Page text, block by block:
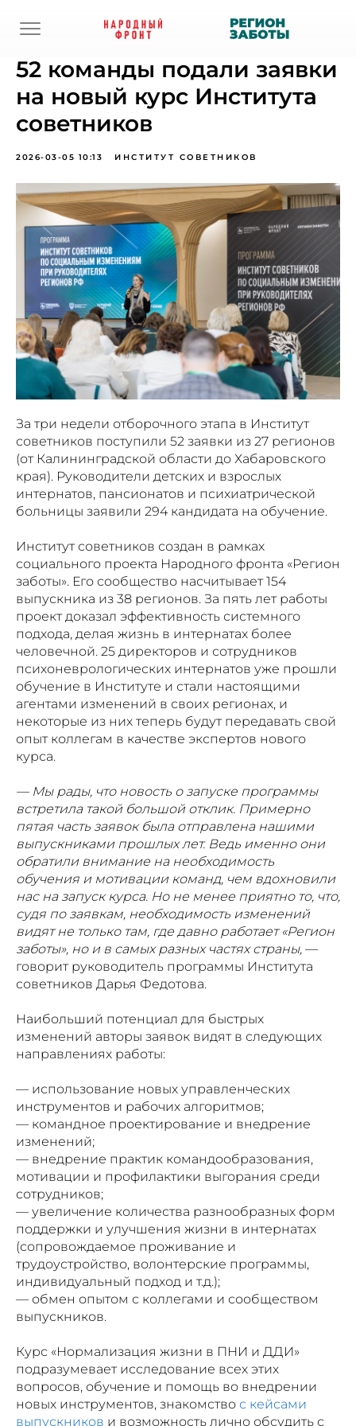
52 команды подали заявки
на новый курс Института
советников
2026-03-05 10:13 ИНСТИТУТ СОВЕТНИКОВ
За три недели отборочного этапа в Институт
советников поступили 52 заявки из 27 регионов
(от Калининградской области до Хабаровского
края). Руководители детских и взрослых
интернатов, пансионатов и психиатрической
больницы заявили 294 кандидата на обучение.
Институт советников создан в рамках
социального проекта Народного фронта «Регион
заботы». Его сообщество насчитывает 154
выпускника из 38 регионов. За пять лет работы
проект доказал эффективность системного
подхода, делая жизнь в интернатах более
человечной. 25 директоров и сотрудников
психоневрологических интернатов уже прошли
обучение в Институте и стали настоящими
агентами изменений в своих регионах, и
некоторые из них теперь будут передавать свой
опыт коллегам в качестве экспертов нового
курса.
— Мы рады, что новость о запуске программы
встретила такой большой отклик. Примерно
пятая часть заявок была отправлена нашими
выпускниками прошлых лет. Ведь именно они
обратили внимание на необходимость
обучения и мотивации команд, чем вдохновили
нас на запуск курса. Но не менее приятно то, что,
судя по заявкам, необходимость изменений
видят не только там, где давно работает «Регион
заботы», но и в самых разных частях страны, —
говорит руководитель программы Института
советников Дарья Федотова.
Наибольший потенциал для быстрых
изменений авторы заявок видят в следующих
направлениях работы:
— использование новых управленческих
инструментов и рабочих алгоритмов;
— командное проектирование и внедрение
изменений;
— внедрение практик командообразования,
мотивации и профилактики выгорания среди
сотрудников;
— увеличение количества разнообразных форм
поддержки и улучшения жизни в интернатах
(сопровождаемое проживание и
трудоустройство, волонтерские программы,
индивидуальный подход и т.д.);
— обмен опытом с коллегами и сообществом
выпускников.
Курс «Нормализация жизни в ПНИ и ДДИ»
подразумевает исследование всех этих
вопросов, обучение и помощь во внедрении
новых инструментов, знакомство с кейсами
выпускников и возможность лично обсудить с